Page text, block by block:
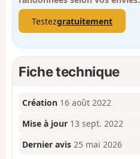
Testezgratuitement
Fiche technique
Création 16 août 2022
Mise à jour 13 sept. 2022
Dernier avis 25 mai 2026